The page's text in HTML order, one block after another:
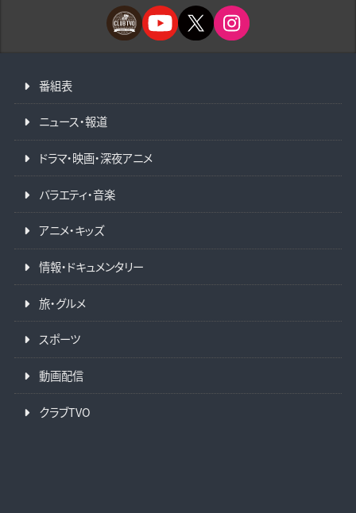
番組表
ニュース・報道
ドラマ・映画・深夜アニメ
バラエティ・音楽
アニメ・キッズ
情報・ドキュメンタリー
旅・グルメ
スポーツ
動画配信
クラブTVO